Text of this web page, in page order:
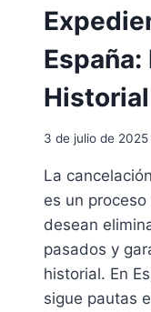
3 de julio de 2025
La
es un
desean
pasados y
historial. En
sigue pautas